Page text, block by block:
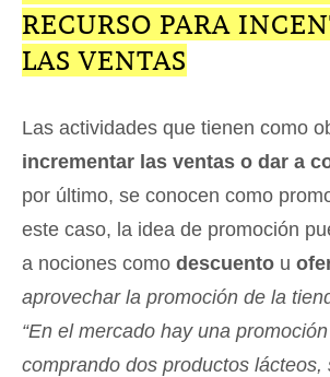
RECURSO PARA
LAS VENTAS
Las actividades que tienen como
incrementar las ventas o dar a
por último, se conocen como
este caso, la idea de promoción
a nociones como descuento u
aprovechar la promoción de la
“En el mercado hay una
comprando dos productos lácteos,